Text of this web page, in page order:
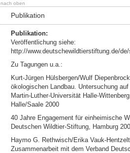
nach oben
Publikation
Publikation:
Veröffentlichung siehe:
http://www.deutschewildtierstiftung.de/
Zu Tagungen u.a.:
Kurt-Jürgen Hülsbergen/Wulf
ökologischen Landbau. Untersuchung
Martin-Luther-Universität Halle-
Halle/Saale 2000
40 Jahre Engagement für einheimische
Deutschen Wildtier-Stiftung, Hamburg
Haymo G. Rethwisch/Erika Vauk-
Zusammenarbeit mit dem Verband